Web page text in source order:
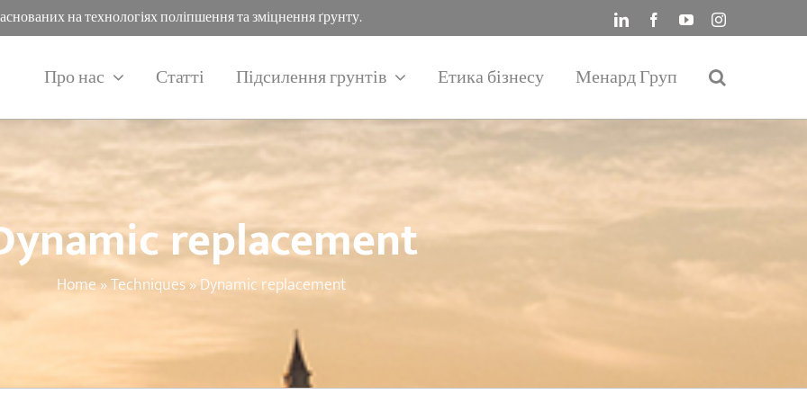
на технологіях поліпшення та зміцнення ґрунту. LinkedInFacebookYouTubeInstagram
Про нас Статті Підсилення грунтів Етика бізнесу Менард Груп
replacement
Home»Techniques»Dynamic replacement